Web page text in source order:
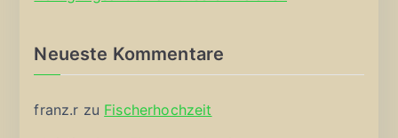
Neueste Kommentare
franz.r zu Fischerhochzeit